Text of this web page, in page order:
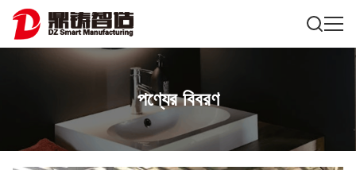
পণ্যের বিবরণ